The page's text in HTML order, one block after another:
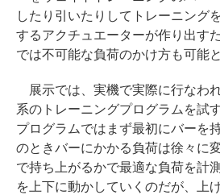
したり引いたりしてトレーニング
するアクチュエーターが作り出す
では不可能な負荷のかけ方も可能と
展示では、実機で実際に行なわ
系のトレーニングプログラムを試
プログラムではまず最初にバーを
のときバーにかかる負荷は徐々に
で持ち上がるかで最適な負荷を計
を上下に動かしていくのだが、上